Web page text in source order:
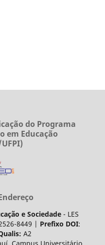
do Programa
em Educação
e Sociedade - LES
8449 | Prefixo DOI:
A2